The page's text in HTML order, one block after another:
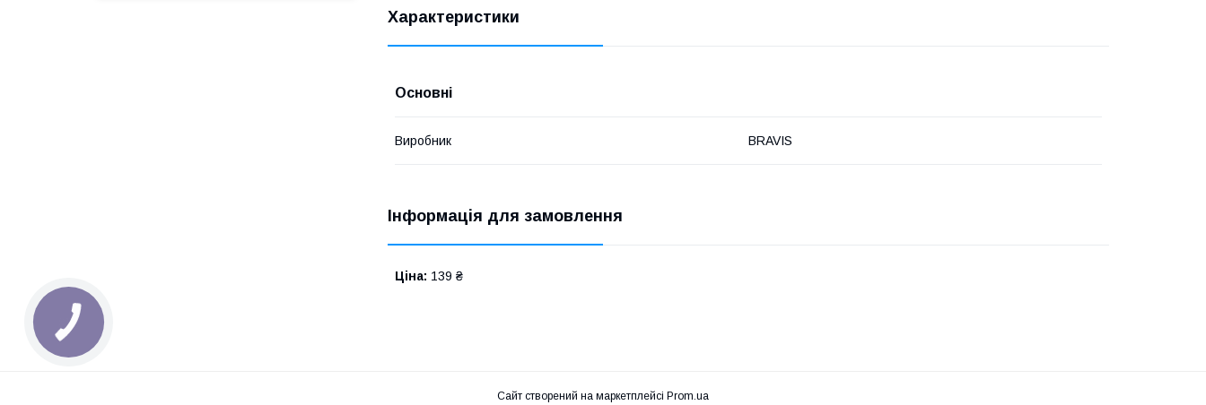
Характеристики
Основні
Виробник BRAVIS
Інформація для замовлення
Ціна: 139 ₴
Сайт створений на маркетплейсі Prom.ua
КНОПКА
ЗВ'ЯЗКУ